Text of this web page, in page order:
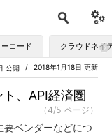
コード クラウドネイ
2018年1月18日 更新
公開
、API経済圏
（4/5 ページ）
要ベンダーなどにつ